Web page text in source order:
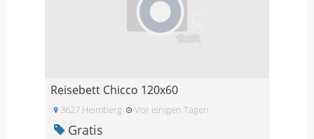
Reisebett Chicco 120x60
3627 Heimberg Vor einigen Tagen
Gratis